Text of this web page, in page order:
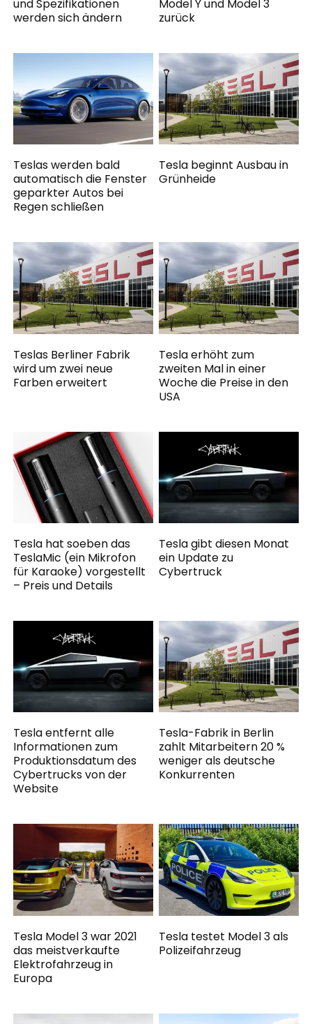
und Spezifikationen
werden sich ändern
Model Y und Model 3
zurück
Teslas werden bald
automatisch die Fenster
geparkter Autos bei
Regen schließen
Tesla beginnt Ausbau in
Grünheide
Teslas Berliner Fabrik
wird um zwei neue
Farben erweitert
Tesla erhöht zum
zweiten Mal in einer
Woche die Preise in den
USA
Tesla hat soeben das
TeslaMic (ein Mikrofon
für Karaoke) vorgestellt
– Preis und Details
Tesla gibt diesen Monat
ein Update zu
Cybertruck
Tesla entfernt alle
Informationen zum
Produktionsdatum des
Cybertrucks von der
Website
Tesla-Fabrik in Berlin
zahlt Mitarbeitern 20 %
weniger als deutsche
Konkurrenten
Tesla Model 3 war 2021
das meistverkaufte
Elektrofahrzeug in
Europa
Tesla testet Model 3 als
Polizeifahrzeug